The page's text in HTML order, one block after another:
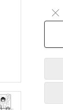
╳